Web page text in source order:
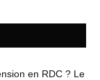
en RDC ? Le